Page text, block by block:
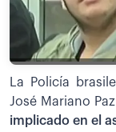
La Policía
José Mariano
implicado en el